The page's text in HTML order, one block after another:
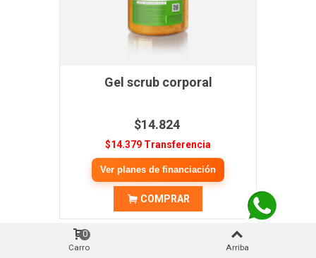
Gel scrub corporal
$14.824
$14.379 Transferencia
Ver planes de financiación
COMPRAR
Contacto vía WhatsApp
Carro
0
Arriba